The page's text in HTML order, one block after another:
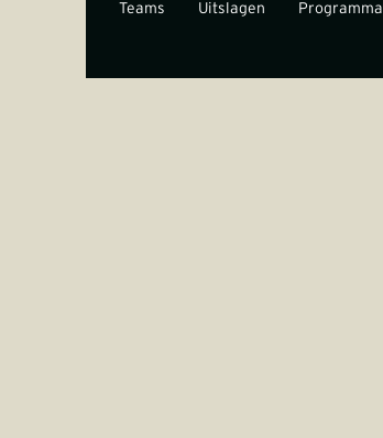
Teams Uitslagen Programma